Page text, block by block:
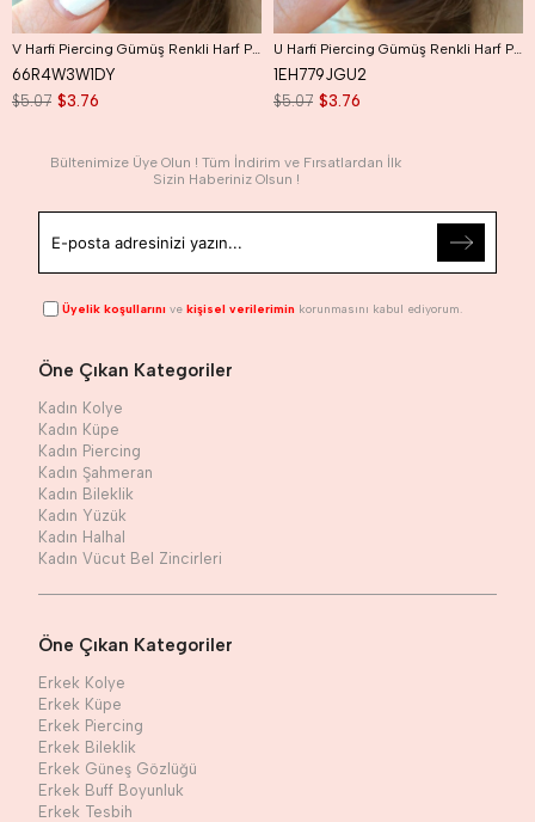
66R4W3W1DY
$3.76
$5.07
1EH779JGU2
$3.76
$5.07
Bültenimize Üye Olun ! Tüm İndirim ve Fırsatlardan İlk
Sizin Haberiniz Olsun !
Üyelik koşullarını vekişisel verilerimin korunmasını kabul ediyorum.
Öne Çıkan Kategoriler
Kadın Kolye
Kadın Küpe
Kadın Piercing
Kadın Şahmeran
Kadın Bileklik
Kadın Yüzük
Kadın Halhal
Kadın Vücut Bel Zincirleri
Öne Çıkan Kategoriler
Erkek Kolye
Erkek Küpe
Erkek Piercing
Erkek Bileklik
Erkek Güneş Gözlüğü
Erkek Buff Boyunluk
Erkek Tesbih